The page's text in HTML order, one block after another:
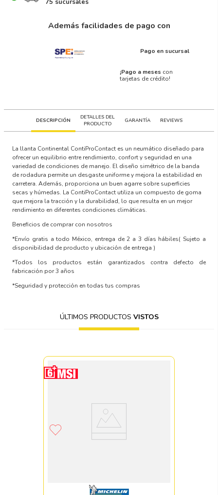
75 sucursales
Además facilidades de pago con
Pago en sucursal
¡Pago a meses con
tarjetas de crédito!
DESCRIPCIÓN
DETALLES DEL
PRODUCTO
GARANTÍA REVIEWS
La llanta Continental ContiProContact es un neumático diseñado para
ofrecer un equilibrio entre rendimiento, confort y seguridad en una
variedad de condiciones de manejo. El diseño simétrico de la banda
de rodadura permite un desgaste uniforme y mejora la estabilidad en
carretera. Además, proporciona un buen agarre sobre superficies
secas y húmedas. La ContiProContact utiliza un compuesto de goma
que mejora la tracción y la durabilidad, lo que resulta en un mejor
rendimiento en diferentes condiciones climáticas.
Beneficios de comprar con nosotros
*Envío gratis a todo México, entrega de 2 a 3 días hábiles( Sujeto a
disponibilidad de producto y ubicación de entrega )
*Todos los productos están garantizados contra defecto de
fabricación por 3 años
*Seguridad y protección en todas tus compras
ÚLTIMOS PRODUCTOS VISTOS